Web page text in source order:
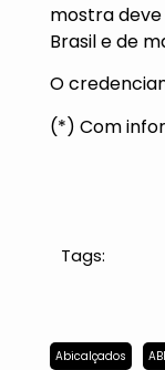
mostra deve
Brasil e de
O
(*) Com
Tags:
Abicalçados